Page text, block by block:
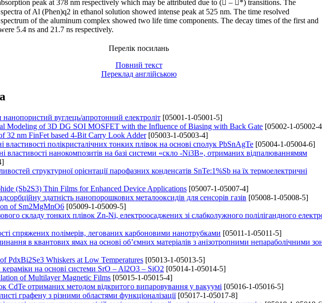
peak at 378 nm respectively which may be attributed due to ( – *) transitions. The
of Al (Phen)q2 in ethanol solution showed intense peak at 525 nm. The time resolved
of the aluminum complex showed two life time components. The decay times of the first and
5.4 ns and 21.7 ns respectively.
Перелік посилань
Повний текст
Переклад англійською
нанопористий вуглець/апротонний електроліт [05001-1-05001-5]
Modeling of 3D DG SOI MOSFET with the Influence of Biasing with Back Gate [05002-1-05002-
32 nm FinFet based 4-Bit Carry Look Adder[05003-1-05003-4]
властивості полікристалічних тонких плівок на основі сполук PbSnAgTe [05004-1-05004-6]
властивості нанокомпозитів на базі системи «скло -Ni3B», отриманих відпалюваннямям
структурної орієнтації парофазних конденсатів SnTe:1%Sb на їх термоелектричні
(Sb2S3) Thin Films for Enhanced Device Applications [05007-1-05007-4]
здатність нанопорошкових металооксидів для сенсорів газів [05008-1-05008-5]
of Sm2MgMnO6 [05009-1-05009-5]
складу тонких плівок Zn-Ni, електроосаджених зі слабколужного полілігандного
спряжених полімерів, легованих карбоновими нанотрубками [05011-1-05011-5]
в квантових ямах на основі об’ємних матеріалів з анізотропними непараболічними
PdxBi2Se3 Whiskers at Low Temperatures [05013-1-05013-5]
на основі системи SrO – Al2O3 – SiO2 [05014-1-05014-5]
of Multilayer Magnetic Films [05015-1-05015-4]
CdTe отриманих методом відкритого випаровування у вакуумі [05016-1-05016-5]
графену з різними областями функціоналізації[05017-1-05017-8]